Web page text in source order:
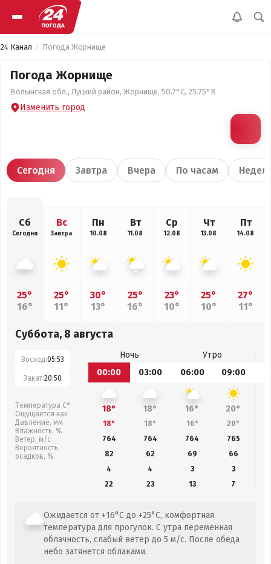
24 Канал Погода Жорнище
Погода Жорнище
Волынская обл., Луцкий район, Жорнище, 50.7°С, 25.75°В
Изменить город
Сегодня Завтра Вчера По часам
Сб
Сегодня
25°
16°
Вс
Завтра
25°
11°
Пн
10.08
30°
13°
Вт
11.08
25°
16°
Ср
12.08
23°
10°
Чт
13.08
25°
10°
Пт
14.08
27°
11°
Суббота, 8 августа
Восход:05:53
Закат:20:50
Температура С°
Ощущается как
Давление, мм
Влажность, %
Ветер, м/с
Вероятность
осадков, %
Ночь
Утро
00:00
03:00 06:00 09:00
18° 18° 16° 20°
18° 18° 16° 20°
764
764 764 765
82
62 69 66
4
4 3
3
22
23 13 7
Ожидается от +16°C до +25°C, комфортная
температура для прогулок. С утра переменная
облачность, слабый ветер до 5 м/с. После обеда
небо затянется облаками.